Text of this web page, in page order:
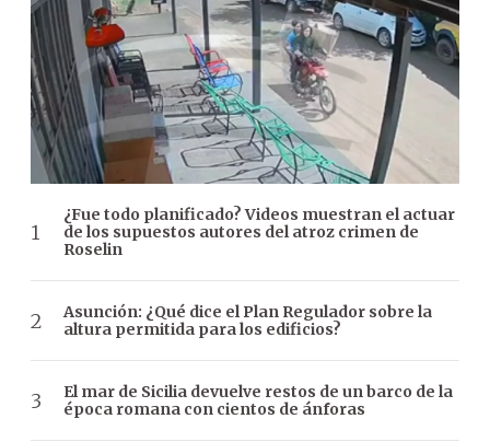
¿Fue todo planificado? Videos muestran el actuar
de los supuestos autores del atroz crimen de
Roselin
Asunción: ¿Qué dice el Plan Regulador sobre la
altura permitida para los edificios?
El mar de Sicilia devuelve restos de un barco de la
época romana con cientos de ánforas